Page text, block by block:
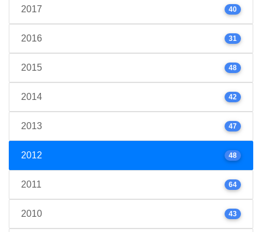
2017 40
2016 31
2015 48
2014 42
2013 47
2012 48
2011 64
2010 43